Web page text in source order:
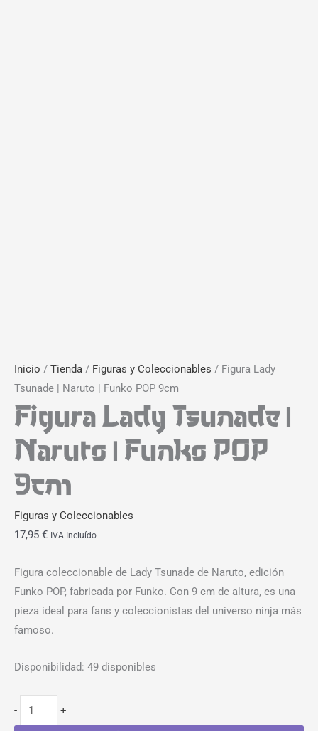
Inicio / Tienda / Figuras y Coleccionables / Figura Lady
Tsunade | Naruto | Funko POP 9cm
Figura Lady Tsunade |
Naruto | Funko POP
9cm
Figuras y Coleccionables
17,95 € IVA Incluído
Figura coleccionable de Lady Tsunade de Naruto, edición
Funko POP, fabricada por Funko. Con 9 cm de altura, es una
pieza ideal para fans y coleccionistas del universo ninja más
famoso.
Disponibilidad: 49 disponibles
- +